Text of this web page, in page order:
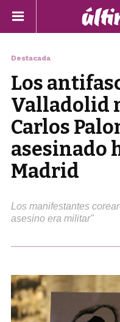
Destacada
Los
Valladolid
Carlos
asesinado
Madrid
Los manifestantes
asesino era militar"